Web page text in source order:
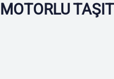
TAŞIT